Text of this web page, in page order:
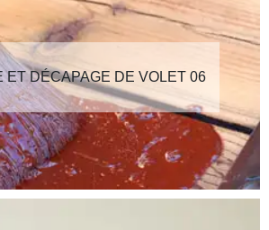
ET DÉCAPAGE DE VOLET 06